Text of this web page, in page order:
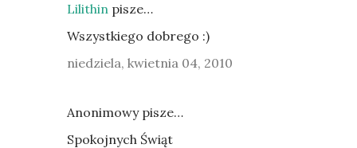
Lilithin pisze…
Wszystkiego dobrego :)
niedziela, kwietnia 04, 2010
Anonimowy pisze…
Spokojnych Świąt